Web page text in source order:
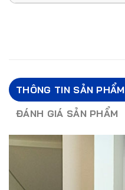
THÔNG TIN SẢN PHẨM
ĐÁNH GIÁ SẢN PHẨM